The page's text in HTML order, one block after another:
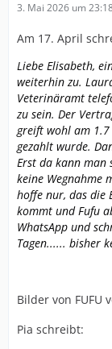
3. Mai 2026 um
Am 17. April
Liebe Elisabeth,
weiterhin zu.
Veterinäramt
zu sein. Der
greift wohl am
gezahlt wurde.
Erst da kann man
keine Wegnahme
hoffe nur, das die
kommt und Fufu
WhatsApp und
Tagen...... bisher
Bilder von FUFU
Pia schreibt: